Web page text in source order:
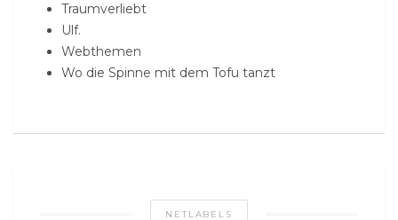
Traumverliebt
Ulf.
Webthemen
Wo die Spinne mit dem Tofu tanzt
NETLABELS